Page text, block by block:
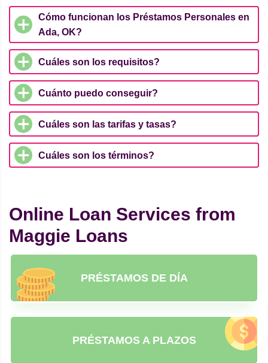
Cómo funcionan los Préstamos Personales en
Ada, OK?
Cuáles son los requisitos?
Cuánto puedo conseguir?
Cuáles son las tarifas y tasas?
Cuáles son los términos?
Online Loan Services from
Maggie Loans
PRÉSTAMOS DE DÍA
PRÉSTAMOS A PLAZOS